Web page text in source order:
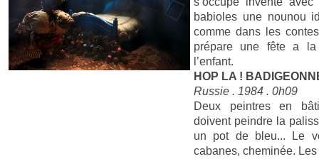
babioles une nounou
comme dans les
prépare une fête a la
l’enfant.
HOP LA !
Russie . 1984 . 0h09
Deux peintres en
doivent peindre la
un pot de bleu... Le
cabanes, cheminée.